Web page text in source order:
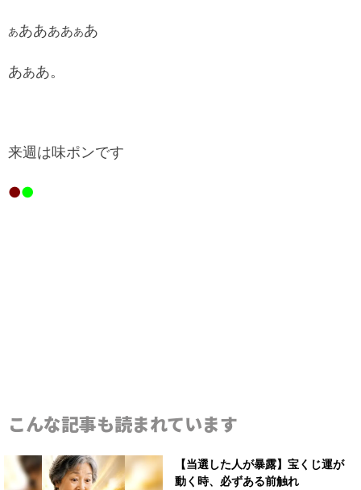
あああああああ
あああ。
来週は味ポンです
●●
こんな記事も読まれています
【当選した人が暴露】宝くじ運が
動く時、必ずある前触れ